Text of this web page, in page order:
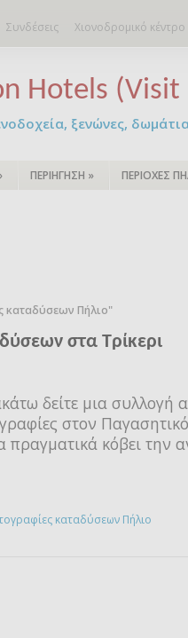
Συνδέσεις Χιονοδρομικό
Hotels (Visit
ξενώνες,
ΠΕΡΙΗΓΗΣΗ » ΠΕΡΙΟΧΕΣ
καταδύσεων Πήλιο"
στα Τρίκερι
δείτε μια συλλογή
στον
πραγματικά κόβει την
καταδύσεων Πήλιο